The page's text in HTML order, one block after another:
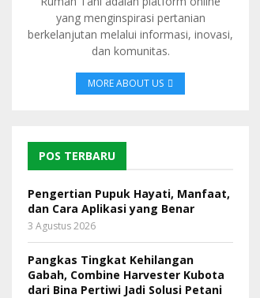
yang menginspirasi pertanian
berkelanjutan melalui informasi, inovasi,
dan komunitas.
MORE ABOUT US
POS TERBARU
Pengertian Pupuk Hayati, Manfaat,
dan Cara Aplikasi yang Benar
3 Agustus 2026
Pangkas Tingkat Kehilangan
Gabah, Combine Harvester Kubota
dari Bina Pertiwi Jadi Solusi Petani